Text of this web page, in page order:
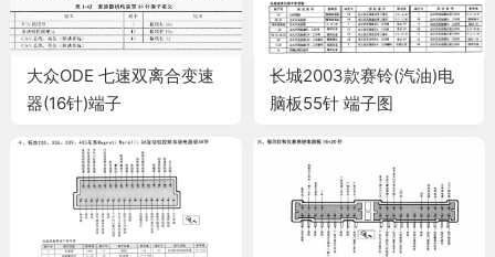
大众ODE 七速双离合变速
器(16针)端子
长城2003款赛铃(汽油)电
脑板55针 端子图